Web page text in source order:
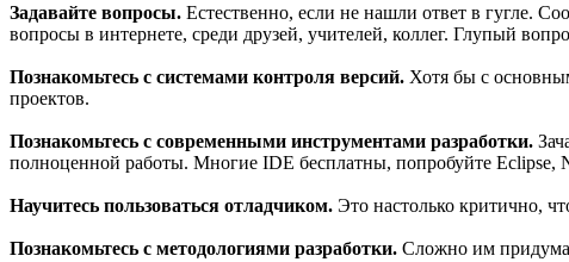
Задавайте вопросы. Естественно, если не нашли ответ в гугле.
вопросы в интернете, среди друзей, учителей, коллег. Глупый
Познакомьтесь с системами контроля версий. Хотя бы с
проектов.
Познакомьтесь с современными инструментами разработки.
полноценной работы. Многие IDE бесплатны, попробуйте Eclipse,
Научитесь пользоваться отладчиком. Это настолько критично,
Познакомьтесь с методологиями разработки. Сложно им